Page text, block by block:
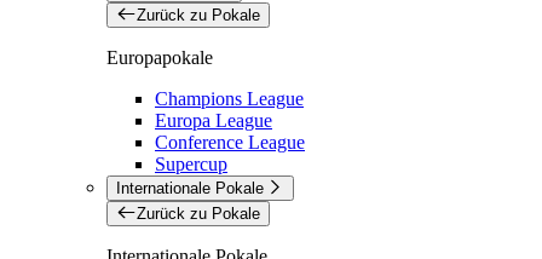
Zurück zu Pokale
Europapokale
Champions League
Europa League
Conference League
Supercup
Internationale Pokale
Zurück zu Pokale